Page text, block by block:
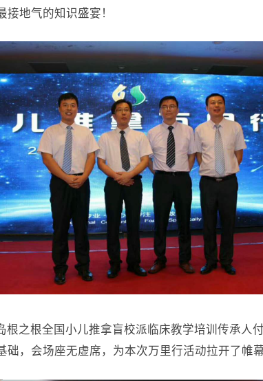
地气的知识盛宴！
根之根全国小儿推拿盲校派临床教学培训传承人
础，会场座无虚席，为本次万里行活动拉开了帷幕